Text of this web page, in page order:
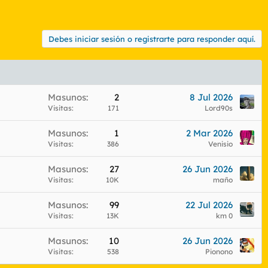
Debes iniciar sesión o registrarte para responder aquí.
Masunos 2
Visitas 171
8 Jul 2026
Lord90s
Masunos 1
Visitas 386
2 Mar 2026
Venisio
Masunos 27
Visitas 10K
26 Jun 2026
maño
Masunos 99
Visitas 13K
22 Jul 2026
km 0
Masunos 10
Visitas 538
26 Jun 2026
Pionono